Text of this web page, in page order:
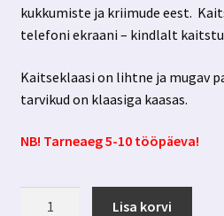
kukkumiste ja kriimude eest.
telefoni ekraani – kindlalt
Kaitseklaasi on lihtne ja mugav
tarvikud on klaasiga kaasas.
NB! Tarneaeg 5-10 tööpäeva!
Lisa korvi